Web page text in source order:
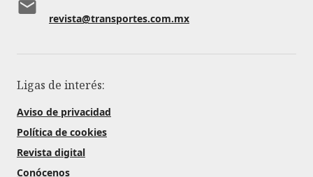
revista@transportes.com.mx
Ligas de interés:
Aviso de privacidad
Política de cookies
Revista digital
Conócenos